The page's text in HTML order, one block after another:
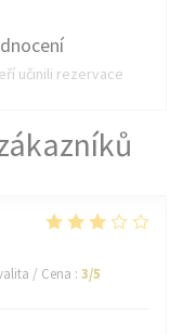
/ Cena : 3/5
učinili rezervace